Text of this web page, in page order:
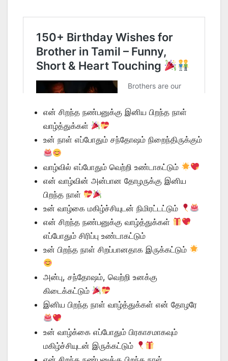
என் சிறந்த நண்பனுக்கு இனிய பிறந்த நாள்
வாழ்த்துக்கள்
உன் நாள் எப்போதும் சந்தோஷம் நிறைந்திருக்கும்
வாழ்வில் எப்போதும் வெற்றி உண்டாகட்டும்
என் வாழ்வின் அன்பான தோழருக்கு இனிய
பிறந்த நாள்
உன் வாழ்கை மகிழ்ச்சியுடன் நிமிரட்டட்டும்
என் சிறந்த நண்பனுக்கு வாழ்த்துக்கள்
எப்போதும் சிரிப்பு உண்டாகட்டும்
உன் பிறந்த நாள் சிறப்பானதாக இருக்கட்டும்
அன்பு, சந்தோஷம், வெற்றி உனக்கு
கிடைக்கட்டும்
இனிய பிறந்த நாள் வாழ்த்துக்கள் என் தோழரே
உன் வாழ்க்கை எப்போதும் பிரகாசமாகவும்
மகிழ்ச்சியுடன் இருக்கட்டும்